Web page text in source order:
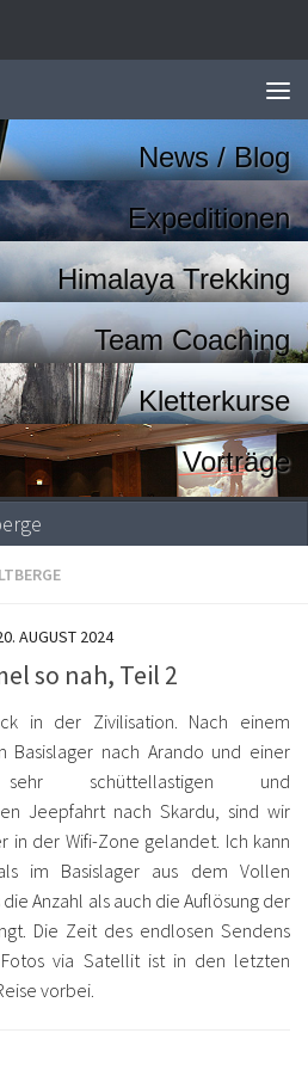
News / Blog
Expeditionen
Himalaya Trekking
Team Coaching
Kletterkurse
Vorträge
AUGUST 2024
so nah, Teil 2
in der Zivilisation. Nach einem
Basislager nach Arando und einer
schüttellastigen und
Jeepfahrt nach Skardu, sind wir
in der Wifi-Zone gelandet. Ich kann
im Basislager aus dem Vollen
Anzahl als auch die Auflösung der
Die Zeit des endlosen Sendens
via Satellit ist in den letzten
vorbei.